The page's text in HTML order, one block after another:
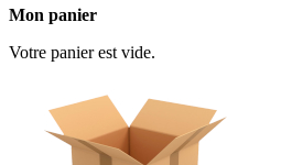
Mon panier
Votre panier est vide.